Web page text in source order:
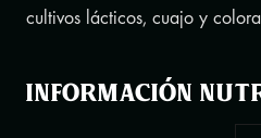
cultivos lácticos, cuajo y
Información